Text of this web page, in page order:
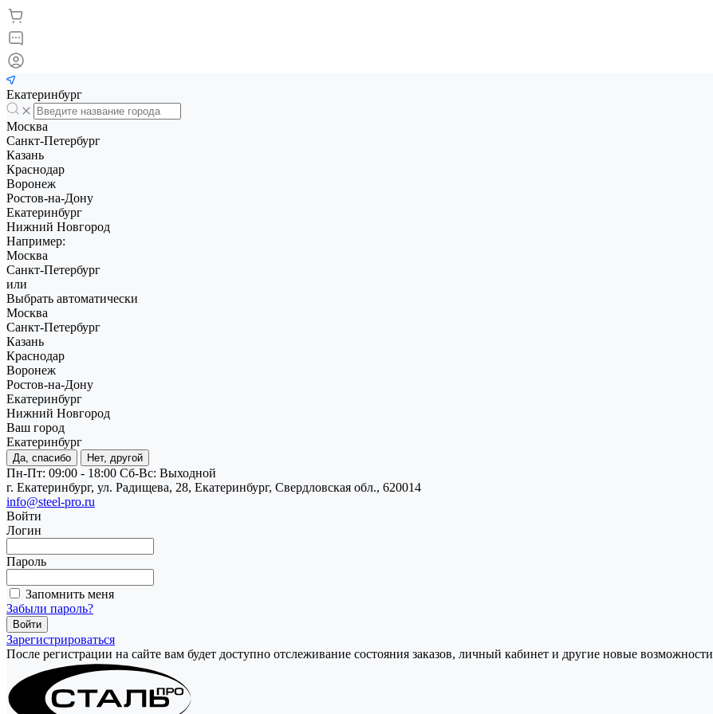
Екатеринбург
Москва
Санкт-Петербург
Казань
Краснодар
Воронеж
Ростов-на-Дону
Екатеринбург
Нижний Новгород
Например:
Москва
Санкт-Петербург
или
Выбрать автоматически
Москва
Санкт-Петербург
Казань
Краснодар
Воронеж
Ростов-на-Дону
Екатеринбург
Нижний Новгород
Ваш город
Екатеринбург
Да, спасибо Нет, другой
Пн-Пт: 09:00 - 18:00 Cб-Вс: Выходной
г. Екатеринбург, ул. Радищева, 28, Екатеринбург, Свердловская обл., 620014
info@steel-pro.ru
Войти
Логин
Пароль
Запомнить меня
Забыли пароль?
Зарегистрироваться
После регистрации на сайте вам будет доступно отслеживание состояния заказов, личный кабинет и другие новые возможности